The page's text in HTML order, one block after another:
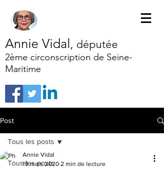
Annie Vidal, députée
2ème circonscription de Seine-
Maritime
Post
Tous les posts
Tous les posts
Annie Vidal
19 mars 2020 2 min de lecture